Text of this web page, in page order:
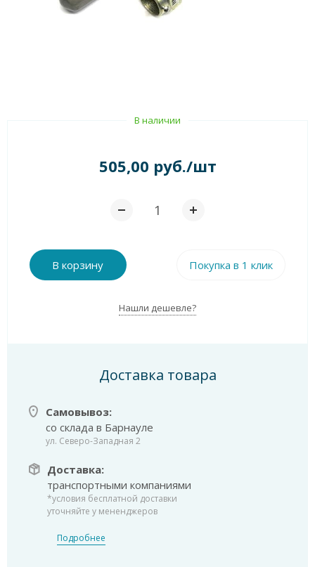
В наличии
505,00 руб./шт
В корзину Покупка в 1 клик
Нашли дешевле?
Доставка товара
Самовывоз:
со склада в Барнауле
ул. Северо-Западная 2
Доставка:
транспортными компаниями
*условия бесплатной доставки
уточняйте у мененджеров
Подробнее